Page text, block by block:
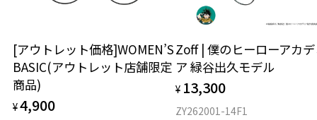
[アウトレット価格]WOMEN’S
BASIC(アウトレット店舗限定
商品)
¥4,900
Zoff | 僕のヒーローアカ
ア 緑谷出久モデル
¥ 13,300
ZY262001-14F1